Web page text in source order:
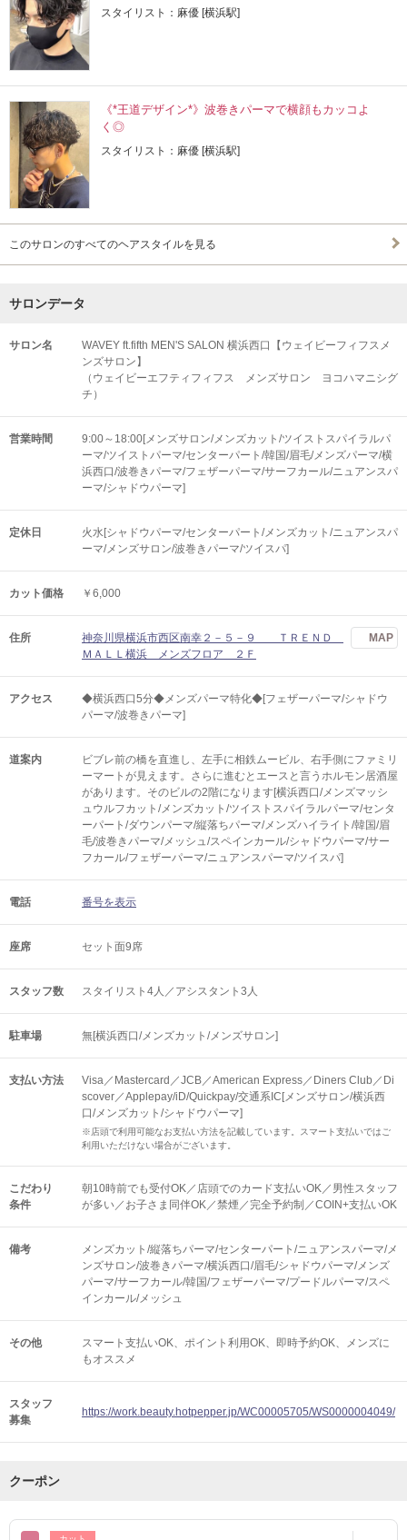
スタイリスト：麻優 [横浜駅]
《*王道デザイン*》波巻きパーマで横顔もカッコよ
く◎
スタイリスト：麻優 [横浜駅]
このサロンのすべてのヘアスタイルを見る
サロンデータ
サロン名
WAVEY ft.fifth MEN'S SALON 横浜西口【ウェイビーフィフスメ
ンズサロン】
（ウェイビーエフティフィフス メンズサロン ヨコハマニシグ
チ）
営業時間
9:00～18:00[メンズサロン/メンズカット/ツイストスパイラルパ
ーマ/ツイストパーマ/センターパート/韓国/眉毛/メンズパーマ/横
浜西口/波巻きパーマ/フェザーパーマ/サーフカール/ニュアンスパ
ーマ/シャドウパーマ]
定休日
火水[シャドウパーマ/センターパート/メンズカット/ニュアンスパ
ーマ/メンズサロン/波巻きパーマ/ツイスパ]
カット価格 ￥6,000
住所
神奈川県横浜市西区南幸２－５－９ ＴＲＥＮＤ
ＭＡＬＬ横浜 メンズフロア ２Ｆ
MAP
アクセス
◆横浜西口5分◆メンズパーマ特化◆[フェザーパーマ/シャドウ
パーマ/波巻きパーマ]
道案内
ビブレ前の橋を直進し、左手に相鉄ムービル、右手側にファミリ
ーマートが見えます。さらに進むとエースと言うホルモン居酒屋
があります。そのビルの2階になります[横浜西口/メンズマッシ
ュウルフカット/メンズカット/ツイストスパイラルパーマ/センタ
ーパート/ダウンパーマ/縦落ちパーマ/メンズハイライト/韓国/眉
毛/波巻きパーマ/メッシュ/スペインカール/シャドウパーマ/サー
フカール/フェザーパーマ/ニュアンスパーマ/ツイスパ]
電話 番号を表示
座席 セット面9席
スタッフ数 スタイリスト4人／アシスタント3人
駐車場 無[横浜西口/メンズカット/メンズサロン]
支払い方法
Visa／Mastercard／JCB／American Express／Diners Club／Di
scover／Applepay/iD/Quickpay/交通系IC[メンズサロン/横浜西
口/メンズカット/シャドウパーマ]
※店頭で利用可能なお支払い方法を記載しています。スマート支払いではご
利用いただけない場合がございます。
こだわり
条件
朝10時前でも受付OK／店頭でのカード支払いOK／男性スタッフ
が多い／お子さま同伴OK／禁煙／完全予約制／COIN+支払いOK
備考
メンズカット/縦落ちパーマ/センターパート/ニュアンスパーマ/メ
ンズサロン/波巻きパーマ/横浜西口/眉毛/シャドウパーマ/メンズ
パーマ/サーフカール/韓国/フェザーパーマ/プードルパーマ/スペ
インカール/メッシュ
その他 スマート支払いOK ポイント利用OK 即時予約OK
メンズに
もオススメ
スタッフ
募集
https://work.beauty.hotpepper.jp/WC00005705/WS0000004049/
クーポン